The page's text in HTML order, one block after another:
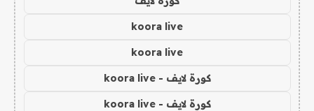
koora live
koora live
كورة لايف - koora live
كورة لايف - koora live